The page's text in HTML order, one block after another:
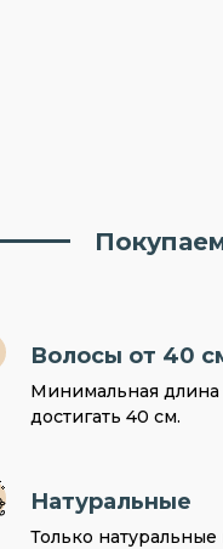
Волосы от 40
Минимальная
достигать 40 см.
Натуральные
Только натуральные